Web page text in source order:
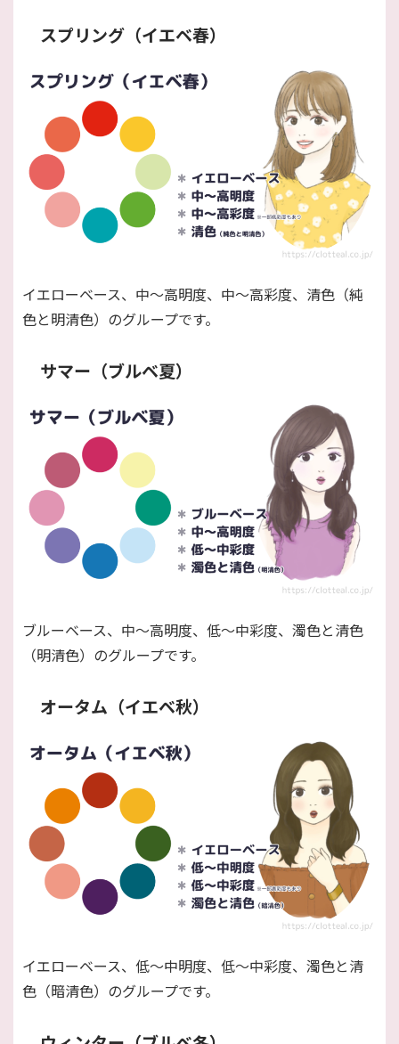
スプリング（イエベ春）
イエローベース、中〜高明度、中〜高彩度、清色（純
色と明清色）のグループです。
サマー（ブルベ夏）
ブルーベース、中〜高明度、低〜中彩度、濁色と清色
（明清色）のグループです。
オータム（イエベ秋）
イエローベース、低〜中明度、低〜中彩度、濁色と清
色（暗清色）のグループです。